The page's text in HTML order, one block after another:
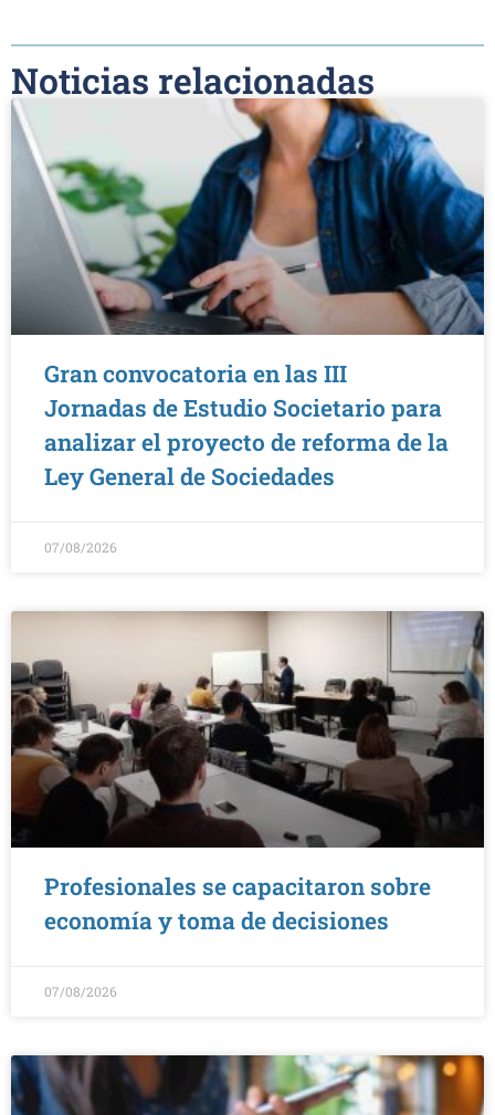
Noticias relacionadas
Gran convocatoria en las III
Jornadas de Estudio Societario para
analizar el proyecto de reforma de la
Ley General de Sociedades
07/08/2026
Profesionales se capacitaron sobre
economía y toma de decisiones
07/08/2026